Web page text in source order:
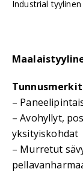
Industrial
–
– Avohyllyt,
yksityiskohdat
– Murretut